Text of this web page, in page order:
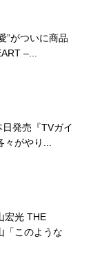
”がついに商品
–...
発売『TVガイ
がやり...
宏光 THE
このような